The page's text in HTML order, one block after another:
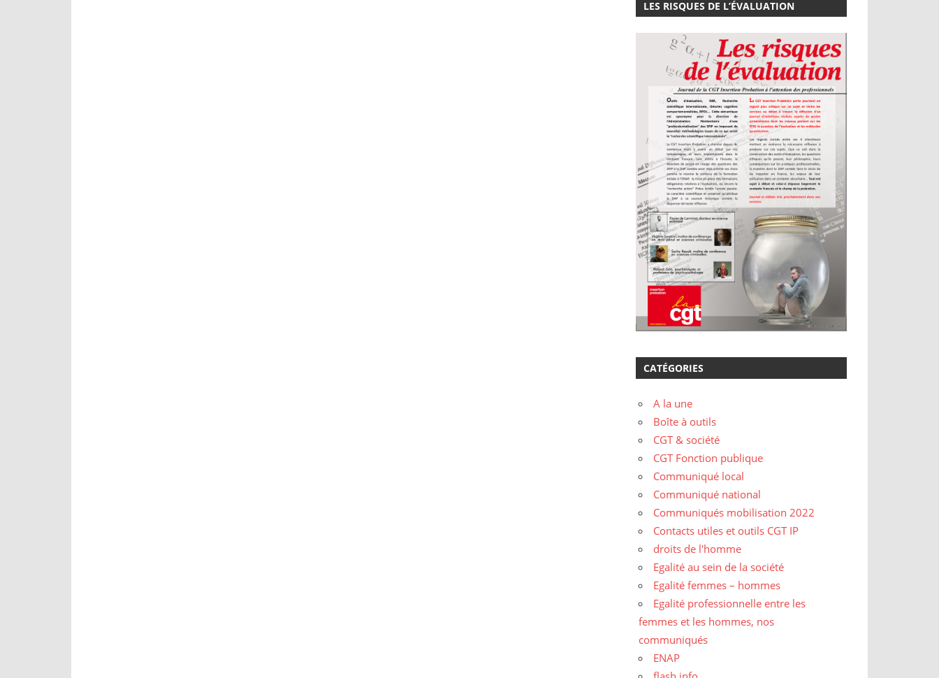
LES RISQUES DE L’ÉVALUATION
CATÉGORIES
A la une
Boîte à outils
CGT & société
CGT Fonction publique
Communiqué local
Communiqué national
Communiqués mobilisation 2022
Contacts utiles et outils CGT IP
droits de l'homme
Egalité au sein de la société
Egalité femmes – hommes
Egalité professionnelle entre les
femmes et les hommes, nos
communiqués
ENAP